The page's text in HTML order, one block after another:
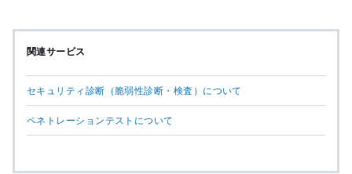
関連サービス
セキュリティ診断（脆弱性診断・検査）について
ペネトレーションテストについて